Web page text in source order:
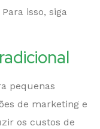
isso, siga
pequenas
de marketing e
os custos de